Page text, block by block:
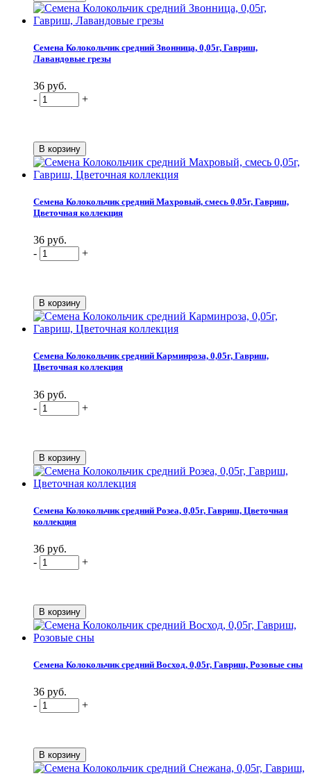
Семена Колокольчик средний Звонница, 0,05г, Гавриш,
Лавандовые грезы
36 руб.
-
+
Семена Колокольчик средний Махровый, смесь 0,05г, Гавриш,
Цветочная коллекция
36 руб.
-
+
Семена Колокольчик средний Карминроза, 0,05г, Гавриш,
Цветочная коллекция
36 руб.
-
+
Семена Колокольчик средний Розеа, 0,05г, Гавриш, Цветочная
коллекция
36 руб.
-
+
Семена Колокольчик средний Восход, 0,05г, Гавриш, Розовые сны
36 руб.
-
+